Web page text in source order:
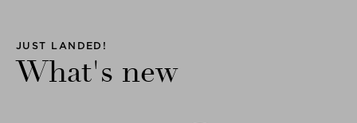
JUST LANDED!
What's new